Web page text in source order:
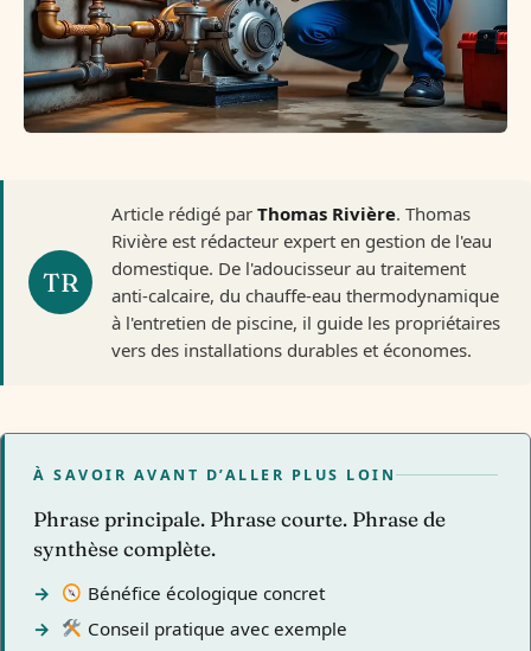
Article rédigé par Thomas Rivière. Thomas
Rivière est rédacteur expert en gestion de l'eau
domestique. De l'adoucisseur au traitement
anti-calcaire, du chauffe-eau thermodynamique
à l'entretien de piscine, il guide les propriétaires
vers des installations durables et économes.
À SAVOIR AVANT D’ALLER PLUS LOIN
Phrase principale. Phrase courte. Phrase de
synthèse complète.
Bénéfice écologique concret
Conseil pratique avec exemple